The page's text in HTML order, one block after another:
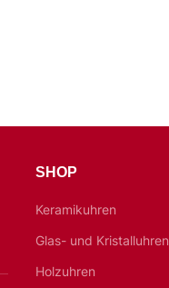
SHOP
Keramikuhren
Glas- und Kristalluhren
Holzuhren